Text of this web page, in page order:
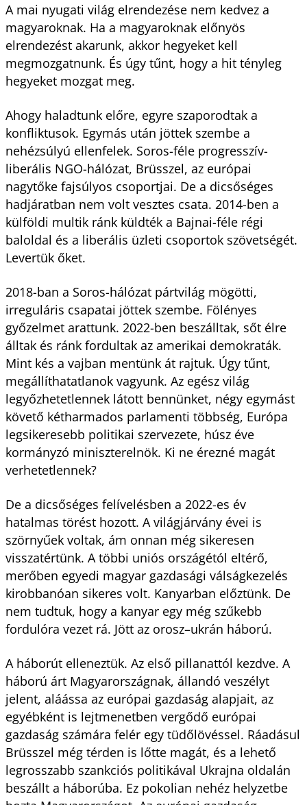
A mai nyugati világ elrendezése nem kedvez a
magyaroknak. Ha a magyaroknak előnyös
elrendezést akarunk, akkor hegyeket kell
megmozgatnunk. És úgy tűnt, hogy a hit tényleg
hegyeket mozgat meg.
Ahogy haladtunk előre, egyre szaporodtak a
konfliktusok. Egymás után jöttek szembe a
nehézsúlyú ellenfelek. Soros-féle progresszív-
liberális NGO-hálózat, Brüsszel, az európai
nagytőke fajsúlyos csoportjai. De a dicsőséges
hadjáratban nem volt vesztes csata. 2014-ben a
külföldi multik ránk küldték a Bajnai-féle régi
baloldal és a liberális üzleti csoportok szövetségét.
Levertük őket.
2018-ban a Soros-hálózat pártvilág mögötti,
irreguláris csapatai jöttek szembe. Fölényes
győzelmet arattunk. 2022-ben beszálltak, sőt élre
álltak és ránk fordultak az amerikai demokraták.
Mint kés a vajban mentünk át rajtuk. Úgy tűnt,
megállíthatatlanok vagyunk. Az egész világ
legyőzhetetlennek látott bennünket, négy egymást
követő kétharmados parlamenti többség, Európa
legsikeresebb politikai szervezete, húsz éve
kormányzó miniszterelnök. Ki ne érezné magát
verhetetlennek?
De a dicsőséges felívelésben a 2022-es év
hatalmas törést hozott. A világjárvány évei is
szörnyűek voltak, ám onnan még sikeresen
visszatértünk. A többi uniós országétól eltérő,
merőben egyedi magyar gazdasági válságkezelés
kirobbanóan sikeres volt. Kanyarban előztünk. De
nem tudtuk, hogy a kanyar egy még szűkebb
fordulóra vezet rá. Jött az orosz–ukrán háború.
A háborút elleneztük. Az első pillanattól kezdve. A
háború árt Magyarországnak, állandó veszélyt
jelent, aláássa az európai gazdaság alapjait, az
egyébként is lejtmenetben vergődő európai
gazdaság számára felér egy tüdőlövéssel. Ráadásul
Brüsszel még térden is lőtte magát, és a lehető
legrosszabb szankciós politikával Ukrajna oldalán
beszállt a háborúba. Ez pokolian nehéz helyzetbe